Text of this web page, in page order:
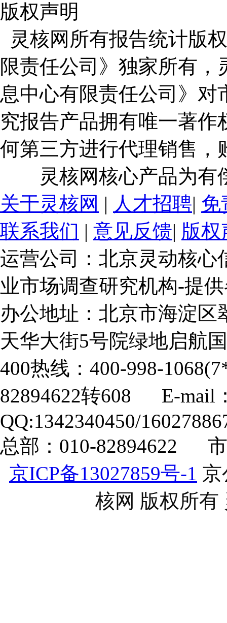
版权声明
灵核网所有报告统计版
限责任公司》独家所有
息中心有限责任公司》
究报告产品拥有唯一著
何第三方进行代理销售，
灵核网核心产品为有
关于灵核网 | 人才招聘| 免
联系我们 | 意见反馈| 版权
运营公司：北京灵动核心
业市场调查研究机构-提
办公地址：北京市海淀
天华大街5号院绿地启航
400热线：400-998-
82894622转608 E-mail
QQ:1342340450/
总部：010-82894622
京ICP备13027859号-1 京
核网 版权所有